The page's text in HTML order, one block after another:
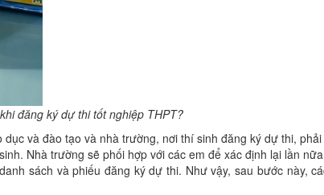
đăng ký dự thi tốt nghiệp THPT?
và đào tạo và nhà trường, nơi thí sinh đăng ký dự thi,
Nhà trường sẽ phối hợp với các em để xác định lại lần
sách và phiếu đăng ký dự thi. Như vậy, sau bước này,